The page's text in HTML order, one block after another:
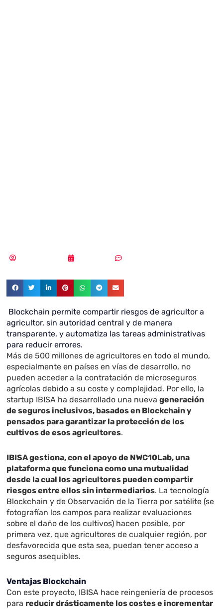
Blockchain permite compartir riesgos de agricultor a
agricultor, sin autoridad central y de manera
transparente, y automatiza las tareas administrativas
para reducir errores.
Más de 500 millones de agricultores en todo el mundo,
especialmente en países en vías de desarrollo, no
pueden acceder a la contratación de microseguros
agrícolas debido a su coste y complejidad. Por ello, la
startup IBISA ha desarrollado una nuevageneración
de seguros inclusivos, basados en Blockchain y
pensados para garantizar la protección de los
cultivos de esos agricultores.
IBISA gestiona, con el apoyo de NWC10Lab, una
plataforma que funciona como una mutualidad
desde la cual los agricultores pueden compartir
riesgos entre ellos sin intermediarios. La tecnología
Blockchain y de Observación de la Tierra por satélite (se
fotografían los campos para realizar evaluaciones
sobre el daño de los cultivos) hacen posible, por
primera vez, que agricultores de cualquier región, por
desfavorecida que esta sea, puedan tener acceso a
seguros asequibles.
Ventajas Blockchain
Con este proyecto, IBISA hace reingeniería de procesos
para reducir drásticamente los costes e incrementar